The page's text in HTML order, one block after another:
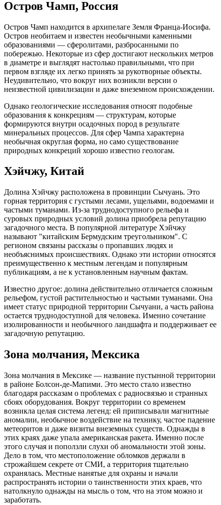
Остров Чамп, Россия
Остров Чамп находится в архипелаге Земля Франца-Иосифа.
Остров необитаем и известен необычными каменными
образованиями — сферолитами, разбросанными по
побережью. Некоторые из сфер достигают нескольких метров
в диаметре и выглядят настолько правильными, что при
первом взгляде их легко принять за рукотворные объекты.
Неудивительно, что вокруг них возникли версии о
неизвестной цивилизации и даже внеземном происхождении.
Однако геологические исследования относят подобные
образования к конкрециям — структурам, которые
формируются внутри осадочных пород в результате
минеральных процессов. Для сфер Чампа характерна
необычная округлая форма, но само существование
природных конкреций хорошо известно геологам.
Хэйчжу, Китай
Долина Хэйчжу расположена в провинции Сычуань. Это
горная территория с густыми лесами, ущельями, водоемами и
частыми туманами. Из-за труднодоступного рельефа и
суровых природных условий долина приобрела репутацию
загадочного места. В популярной литературе Хэйчжу
называют "китайским Бермудским треугольником". С
регионом связаны рассказы о пропавших людях и
необъяснимых происшествиях. Однако эти истории относятся
преимущественно к местным легендам и популярным
публикациям, а не к установленным научным фактам.
Известно другое: долина действительно отличается сложным
рельефом, густой растительностью и частыми туманами. Она
имеет статус природной территории Сычуани, а часть района
остается труднодоступной для человека. Именно сочетание
изолированности и необычного ландшафта и поддерживает ее
загадочную репутацию.
Зона молчания, Мексика
Зона молчания в Мексике — название пустынной территории
в районе Болсон-де-Мапими. Это место стало известно
благодаря рассказам о проблемах с радиосвязью и странных
сбоях оборудования. Вокруг территории со временем
возникла целая система легенд: ей приписывали магнитные
аномалии, необычное воздействие на технику, частое падение
метеоритов и даже визиты внеземных существ. Однажды в
этих краях даже упала американская ракета. Именно после
этого случая и поползли слухи об аномальности этой зоны.
Дело в том, что местоположение обломков держали в
строжайшем секрете от СМИ, а территория тщательно
охранялась. Местные нанятые для охраны и начали
распространять истории о таинственности этих краев, что
натолкнуло однажды на мысль о том, что на этом можно и
заработать.